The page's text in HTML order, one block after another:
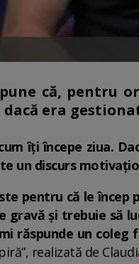
că, pentru
era
îți începe ziua.
un discurs
pentru că le
gravă și trebuie să
răspunde un
realizată de